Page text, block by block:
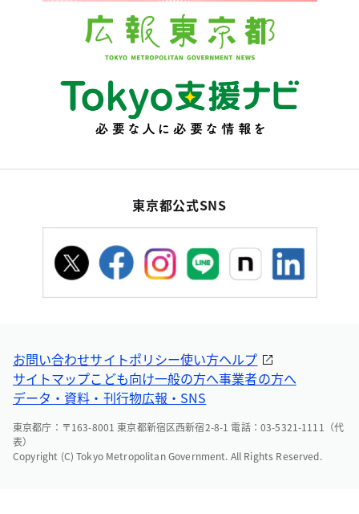
東京都公式SNS
お問い合わせサイトポリシー使い方ヘルプ
サイトマップこども向け一般の方へ事業者の方へ
データ・資料・刊行物広報・SNS
東京都庁：〒163-8001 東京都新宿区西新宿2-8-1 電話：03-5321-1111（代
表）
Copyright (C) Tokyo Metropolitan Government. All Rights Reserved.